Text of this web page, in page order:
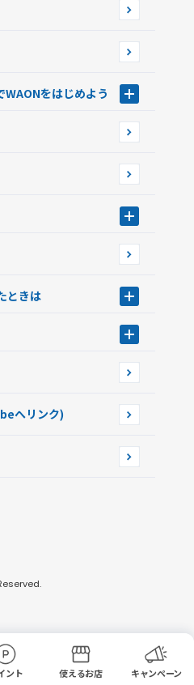
ント 使えるお店 キャンペーン
WAONをはじめよう
ときは
へリンク)